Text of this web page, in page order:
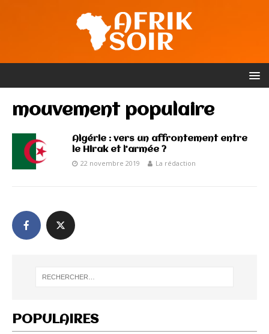
mouvement populaire
Algérie : vers un affrontement entre
le Hirak et l’armée ?
22 novembre 2019 La rédaction
POPULAIRES